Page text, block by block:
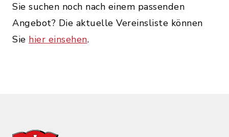
Sie suchen noch nach einem passenden
Angebot? Die aktuelle Vereinsliste können
Sie hier einsehen.